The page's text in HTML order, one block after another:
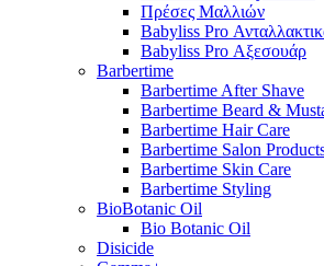
Πρέσες Μαλλιών
Babyliss Pro
Babyliss Pro Αξεσουάρ
Barbertime
Barbertime After Shave
Barbertime Beard &
Barbertime Hair Care
Barbertime Salon
Barbertime Skin Care
Barbertime Styling
BioBotanic Oil
Bio Botanic Oil
Disicide